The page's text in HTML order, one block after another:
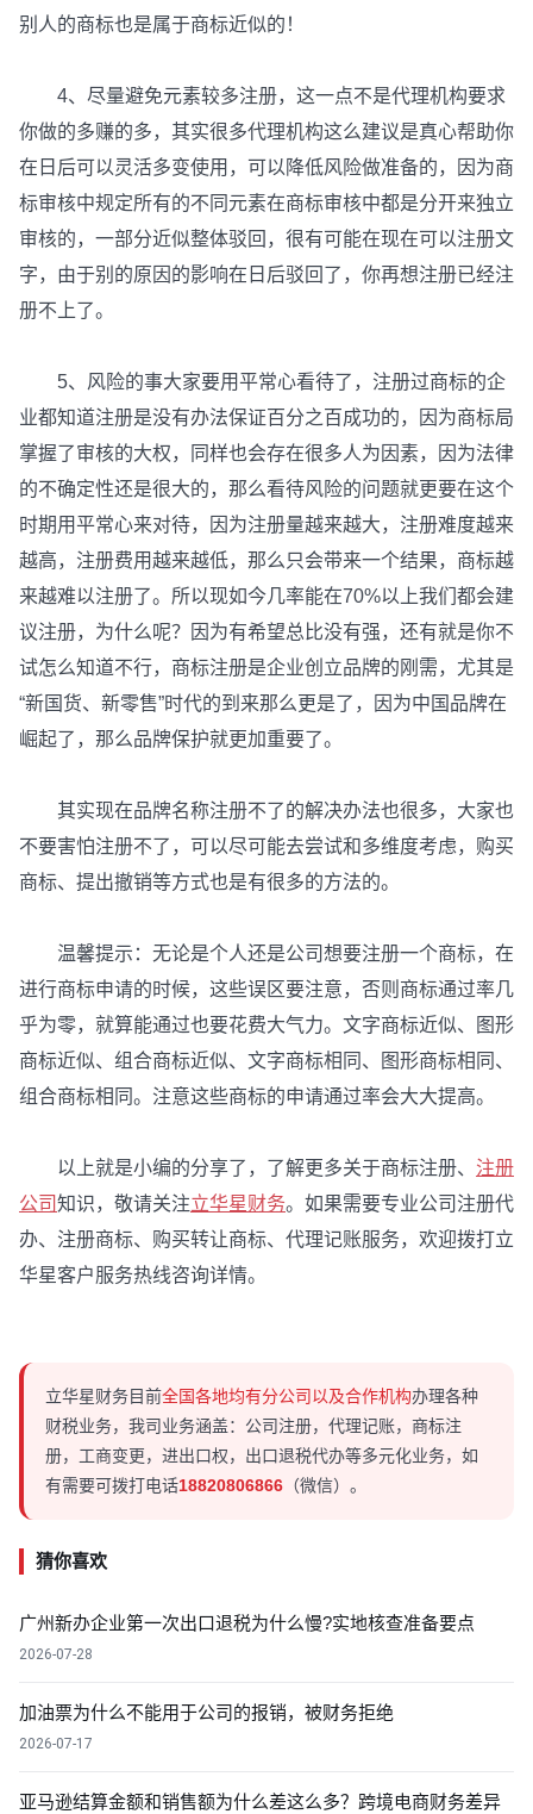
别人的商标也是属于商标近似的！
4、尽量避免元素较多注册，这一点不是代理机构要求
你做的多赚的多，其实很多代理机构这么建议是真心帮助你
在日后可以灵活多变使用，可以降低风险做准备的，因为商
标审核中规定所有的不同元素在商标审核中都是分开来独立
审核的，一部分近似整体驳回，很有可能在现在可以注册文
字，由于别的原因的影响在日后驳回了，你再想注册已经注
册不上了。
5、风险的事大家要用平常心看待了，注册过商标的企
业都知道注册是没有办法保证百分之百成功的，因为商标局
掌握了审核的大权，同样也会存在很多人为因素，因为法律
的不确定性还是很大的，那么看待风险的问题就更要在这个
时期用平常心来对待，因为注册量越来越大，注册难度越来
越高，注册费用越来越低，那么只会带来一个结果，商标越
来越难以注册了。所以现如今几率能在70%以上我们都会建
议注册，为什么呢？因为有希望总比没有强，还有就是你不
试怎么知道不行，商标注册是企业创立品牌的刚需，尤其是
“新国货、新零售”时代的到来那么更是了，因为中国品牌在
崛起了，那么品牌保护就更加重要了。
其实现在品牌名称注册不了的解决办法也很多，大家也
不要害怕注册不了，可以尽可能去尝试和多维度考虑，购买
商标、提出撤销等方式也是有很多的方法的。
温馨提示：无论是个人还是公司想要注册一个商标，在
进行商标申请的时候，这些误区要注意，否则商标通过率几
乎为零，就算能通过也要花费大气力。文字商标近似、图形
商标近似、组合商标近似、文字商标相同、图形商标相同、
组合商标相同。注意这些商标的申请通过率会大大提高。
以上就是小编的分享了，了解更多关于商标注册、 注册
公司知识，敬请关注立华星财务。如果需要专业公司注册代
办、注册商标、购买转让商标、代理记账服务，欢迎拨打立
华星客户服务热线咨询详情。
立华星财务目前全国各地均有分公司以及合作机构办理各种
财税业务，我司业务涵盖：公司注册，代理记账，商标注
册，工商变更，进出口权，出口退税代办等多元化业务，如
有需要可拨打电话18820806866 （微信）。
猜你喜欢
广州新办企业第一次出口退税为什么慢?实地核查准备要点
2026-07-28
加油票为什么不能用于公司的报销，被财务拒绝
2026-07-17
亚马逊结算金额和销售额为什么差这么多？跨境电商财务差异